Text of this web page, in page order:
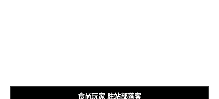
食尚玩家 駐站部落客